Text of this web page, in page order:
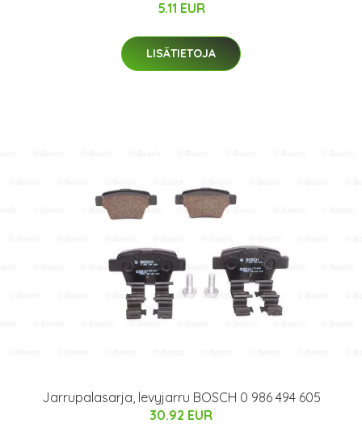
5.11 EUR
LISÄTIETOJA
Jarrupalasarja, levyjarru BOSCH 0 986 494 605
30.92 EUR